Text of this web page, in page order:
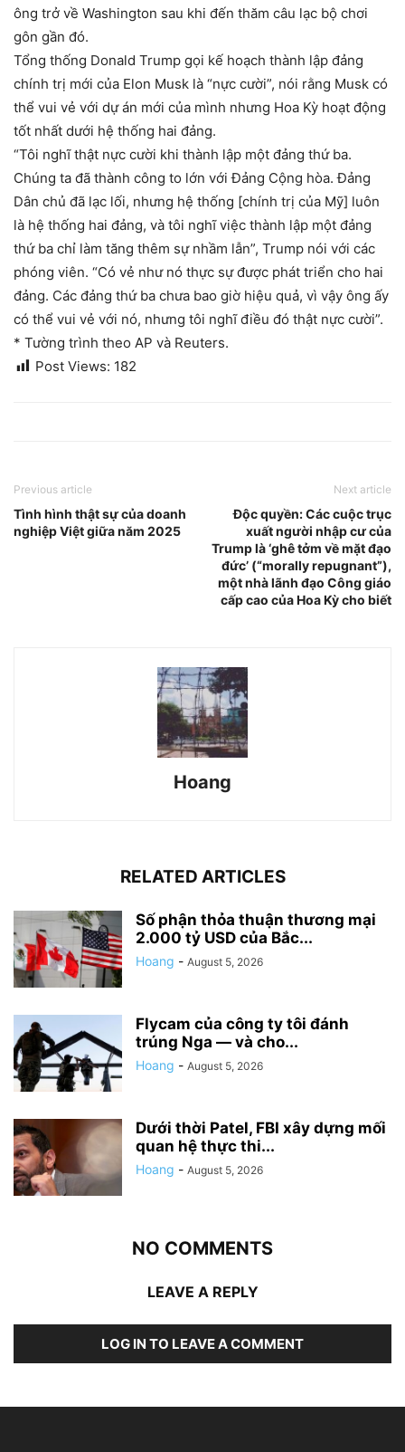
ông trở về Washington sau khi đến thăm câu lạc bộ chơi
gôn gần đó.
Tổng thống Donald Trump gọi kế hoạch thành lập đảng
chính trị mới của Elon Musk là “nực cười”, nói rằng Musk có
thể vui vẻ với dự án mới của mình nhưng Hoa Kỳ hoạt động
tốt nhất dưới hệ thống hai đảng.
“Tôi nghĩ thật nực cười khi thành lập một đảng thứ ba.
Chúng ta đã thành công to lớn với Đảng Cộng hòa. Đảng
Dân chủ đã lạc lối, nhưng hệ thống [chính trị của Mỹ] luôn
là hệ thống hai đảng, và tôi nghĩ việc thành lập một đảng
thứ ba chỉ làm tăng thêm sự nhầm lẫn”, Trump nói với các
phóng viên. “Có vẻ như nó thực sự được phát triển cho hai
đảng. Các đảng thứ ba chưa bao giờ hiệu quả, vì vậy ông ấy
có thể vui vẻ với nó, nhưng tôi nghĩ điều đó thật nực cười”.
* Tường trình theo AP và Reuters.
Post Views: 182
Previous article
Tình hình thật sự của doanh
nghiệp Việt giữa năm 2025
Next article
Độc quyền: Các cuộc trục
xuất người nhập cư của
Trump là ‘ghê tởm về mặt đạo
đức’ (“morally repugnant”),
một nhà lãnh đạo Công giáo
cấp cao của Hoa Kỳ cho biết
Hoang
RELATED ARTICLES
Số phận thỏa thuận thương mại
2.000 tỷ USD của Bắc...
Hoang - August 5, 2026
Flycam của công ty tôi đánh
trúng Nga — và cho...
Hoang - August 5, 2026
Dưới thời Patel, FBI xây dựng mối
quan hệ thực thi...
Hoang - August 5, 2026
NO COMMENTS
LEAVE A REPLY
LOG IN TO LEAVE A COMMENT